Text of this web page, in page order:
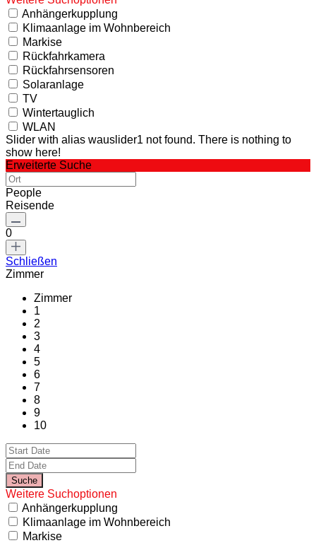
Anhängerkupplung
Klimaanlage im Wohnbereich
Markise
Rückfahrkamera
Rückfahrsensoren
Solaranlage
TV
Wintertauglich
WLAN
Slider with alias wauslider1 not found. There is nothing to
show here!
Erweiterte Suche
People
Reisende
0
Schließen
Zimmer
Zimmer
1
2
3
4
5
6
7
8
9
10
Weitere Suchoptionen
Anhängerkupplung
Klimaanlage im Wohnbereich
Markise